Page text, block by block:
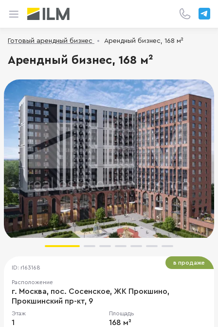
Готовый арендный бизнес Арендный бизнес, 168 м²
Арендный бизнес, 168 м²
ID: r163168
Расположение
г. Москва, пос. Сосенское, ЖК Прокшино,
Прокшинский пр-кт, 9
Этаж
1
Площадь
168 м²
в продаже